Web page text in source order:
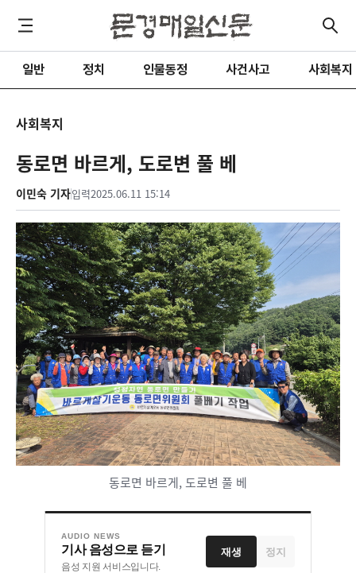
일반 정치 인물동정 사건사고 사회복지
사회복지
동로면 바르게, 도로변 풀 베
이민숙 기자입력2025.06.11 15:14
동로면 바르게, 도로변 풀 베
AUDIO NEWS
기사 음성으로 듣기
음성 지원 서비스입니다.
재생 정지